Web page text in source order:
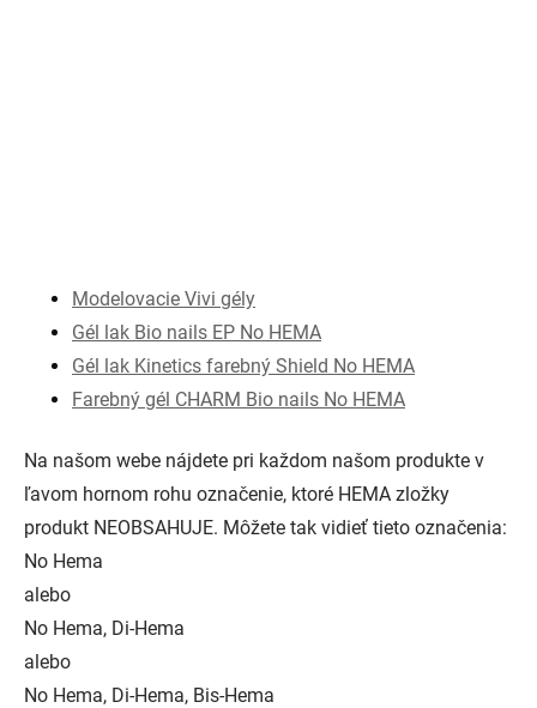
Modelovacie Vivi gély
Gél lak Bio nails EP No HEMA
Gél lak Kinetics farebný Shield No HEMA
Farebný gél CHARM Bio nails No HEMA
Na našom webe nájdete pri každom našom produkte v
ľavom hornom rohu označenie, ktoré HEMA zložky
produkt NEOBSAHUJE. Môžete tak vidieť tieto označenia:
No Hema
alebo
No Hema, Di-Hema
alebo
No Hema, Di-Hema, Bis-Hema